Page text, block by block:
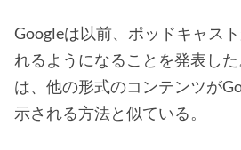
Googleは以前、ポッドキャス
れるようになることを発表し
は、他の形式のコンテンツが
示される方法と似ている。